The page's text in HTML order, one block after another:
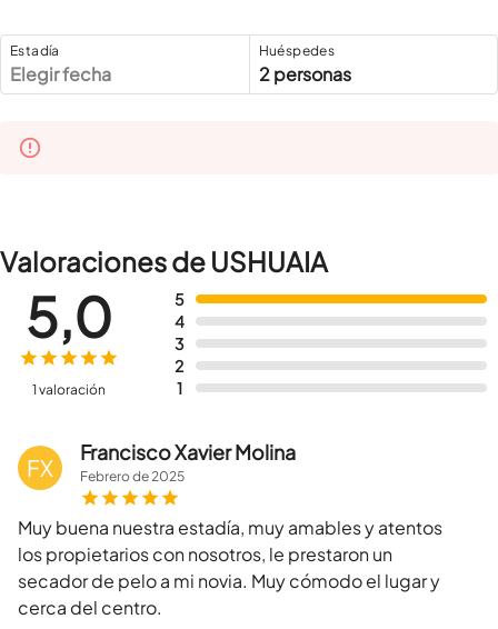
Estadía
Elegir fecha
Huéspedes
2 personas
Valoraciones de USHUAIA
5
4
3
2
1
5,0
1 valoración
FX
Francisco Xavier Molina
Febrerode2025
Muy buena nuestra estadía, muy amables y atentos
los propietarios con nosotros, le prestaron un
secador de pelo a mi novia. Muy cómodo el lugar y
cerca del centro.